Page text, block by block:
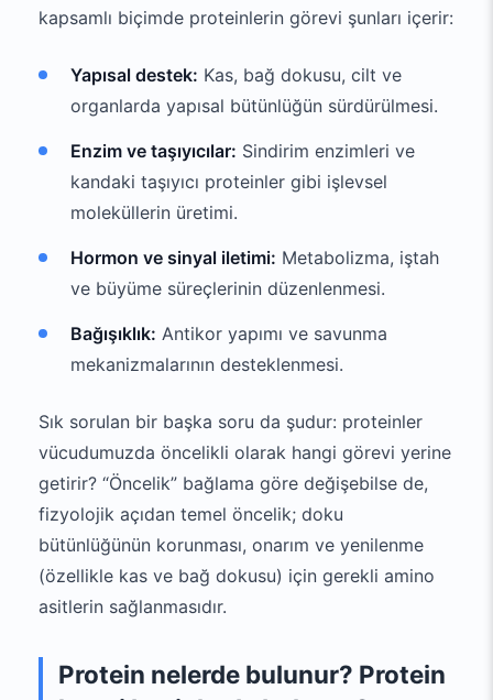
kapsamlı biçimde proteinlerin görevi şunları içerir:
Yapısal destek: Kas, bağ dokusu, cilt ve
organlarda yapısal bütünlüğün sürdürülmesi.
Enzim ve taşıyıcılar: Sindirim enzimleri ve
kandaki taşıyıcı proteinler gibi işlevsel
moleküllerin üretimi.
Hormon ve sinyal iletimi: Metabolizma, iştah
ve büyüme süreçlerinin düzenlenmesi.
Bağışıklık: Antikor yapımı ve savunma
mekanizmalarının desteklenmesi.
Sık sorulan bir başka soru da şudur: proteinler
vücudumuzda öncelikli olarak hangi görevi yerine
getirir? “Öncelik” bağlama göre değişebilse de,
fizyolojik açıdan temel öncelik; doku
bütünlüğünün korunması, onarım ve yenilenme
(özellikle kas ve bağ dokusu) için gerekli amino
asitlerin sağlanmasıdır.
Protein nelerde bulunur? Protein